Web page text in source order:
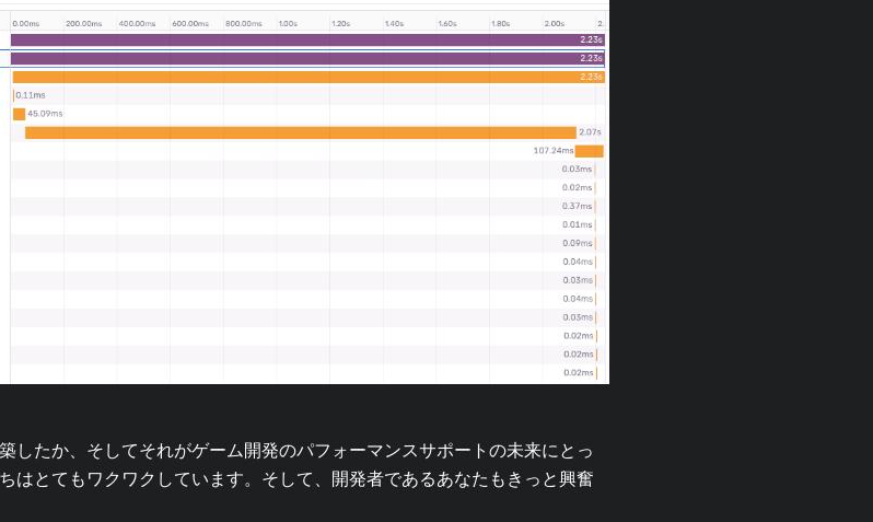
したか、そしてそれがゲーム開発のパフォーマンスサポートの未来にとっ
はとてもワクワクしています。そして、開発者であるあなたもきっと興奮